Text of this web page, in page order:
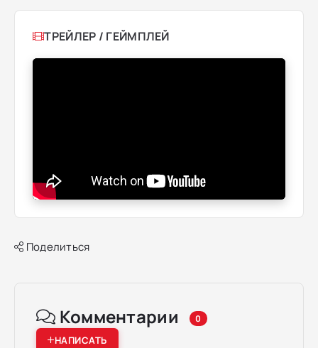
ТРЕЙЛЕР / ГЕЙМПЛЕЙ
Поделиться
Комментарии 0
НАПИСАТЬ